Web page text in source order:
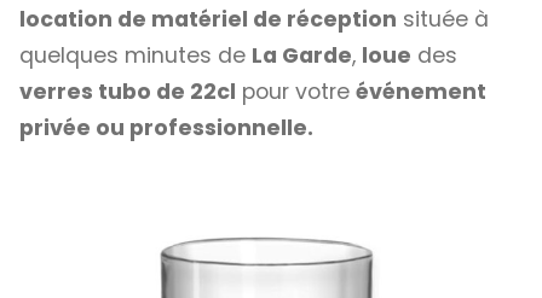
location de matériel de réception située à
quelques minutes de La Garde, loue des
verres tubo de 22cl pour votre événement
privée ou professionnelle.